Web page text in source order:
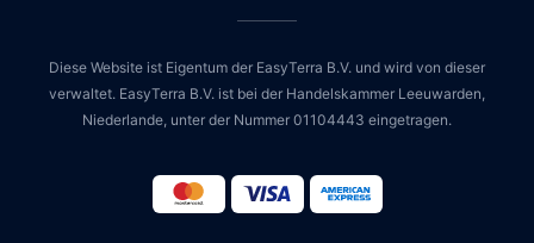
Diese Website ist Eigentum der EasyTerra B.V. und wird von dieser
verwaltet. EasyTerra B.V. ist bei der Handelskammer Leeuwarden,
Niederlande, unter der Nummer 01104443 eingetragen.